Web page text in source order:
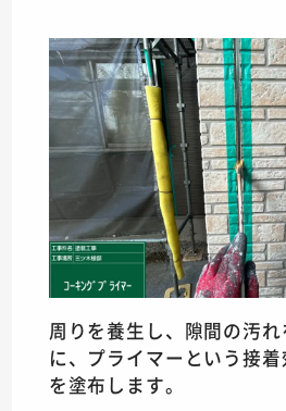
周りを養生し、隙間の汚
に、プライマーという接
を塗布します。